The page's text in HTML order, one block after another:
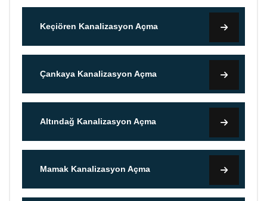
Keçiören Kanalizasyon Açma
Çankaya Kanalizasyon Açma
Altındağ Kanalizasyon Açma
Mamak Kanalizasyon Açma